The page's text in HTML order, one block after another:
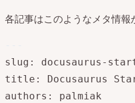
各記事はこのようなメタ情報
slug: docusaurus-
title: Docusaurus
authors: palmiak